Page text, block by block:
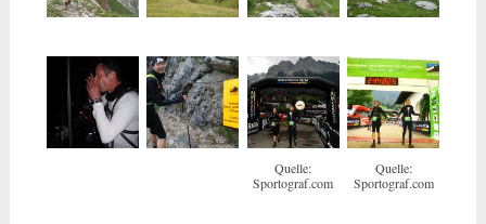
Quelle:
Sportograf.com
Quelle:
Sportograf.com